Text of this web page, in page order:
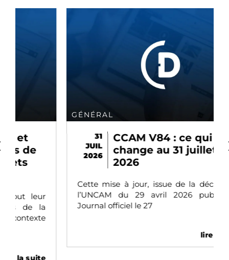
GÉNÉRAL
CCAM V84 : ce qui
change au 31 juillet
2026
Cette mise à jour, issue de la décision de
l’UNCAM du 29 avril 2026 publiée au
Journal officiel le 27
lire la suite